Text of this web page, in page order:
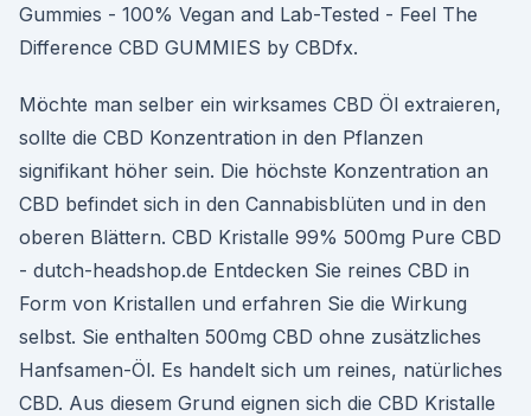
Gummies - 100% Vegan and Lab-Tested - Feel The
Difference CBD GUMMIES by CBDfx.
Möchte man selber ein wirksames CBD Öl extraieren,
sollte die CBD Konzentration in den Pflanzen
signifikant höher sein. Die höchste Konzentration an
CBD befindet sich in den Cannabisblüten und in den
oberen Blättern. CBD Kristalle 99% 500mg Pure CBD
- dutch-headshop.de Entdecken Sie reines CBD in
Form von Kristallen und erfahren Sie die Wirkung
selbst. Sie enthalten 500mg CBD ohne zusätzliches
Hanfsamen-Öl. Es handelt sich um reines, natürliches
CBD. Aus diesem Grund eignen sich die CBD Kristalle